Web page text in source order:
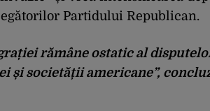
Partidului Republican.
rămâne ostatic al
și societății americane”,